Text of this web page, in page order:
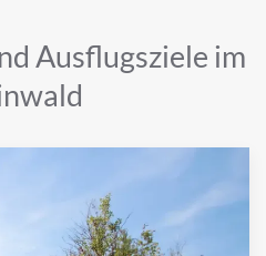
Ausflugsziele im